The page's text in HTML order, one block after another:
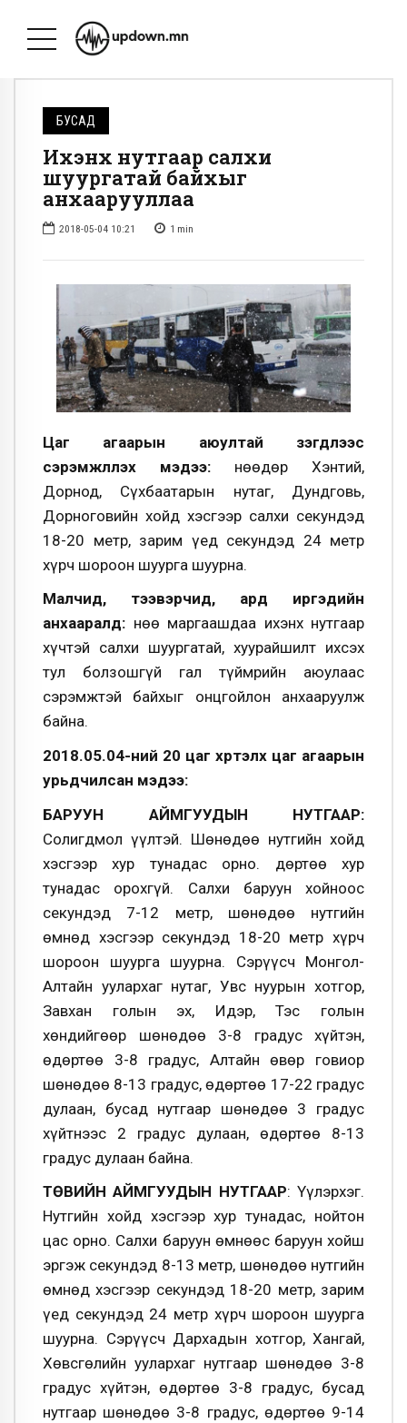
БУСАД
Ихэнх нутгаар салхи
шуургатай байхыг
анхаарууллаа
2018-05-04 10:21 1 min
Цаг агаарын аюултай үзэгдлээс
сэрэмжлүүлэх мэдээ: Өнөөдөр Хэнтий,
Дорнод, Сүхбаатарын нутаг, Дундговь,
Дорноговийн хойд хэсгээр салхи секундэд
18-20 метр, зарим үед секундэд 24 метр
хүрч шороон шуурга шуурна.
Малчид, тээвэрчид, ард иргэдийн
анхааралд: Өнөө маргаашдаа ихэнх нутгаар
хүчтэй салхи шуургатай, хуурайшилт ихсэх
тул болзошгүй гал түймрийн аюулаас
сэрэмжтэй байхыг онцгойлон анхааруулж
байна.
2018.05.04-ний 20 цаг хүртэлх цаг агаарын
урьдчилсан мэдээ:
БАРУУН АЙМГУУДЫН НУТГААР:
Солигдмол үүлтэй. Шөнөдөө нутгийн хойд
хэсгээр хур тунадас орно. Өдөртөө хур
тунадас орохгүй. Салхи баруун хойноос
секундэд 7-12 метр, шөнөдөө нутгийн
өмнөд хэсгээр секундэд 18-20 метр хүрч
шороон шуурга шуурна. Сэрүүсч Монгол-
Алтайн уулархаг нутаг, Увс нуурын хотгор,
Завхан голын эх, Идэр, Тэс голын
хөндийгөөр шөнөдөө 3-8 градус хүйтэн,
өдөртөө 3-8 градус, Алтайн өвөр говиор
шөнөдөө 8-13 градус, өдөртөө 17-22 градус
дулаан, бусад нутгаар шөнөдөө 3 градус
хүйтнээс 2 градус дулаан, өдөртөө 8-13
градус дулаан байна.
ТӨВИЙН АЙМГУУДЫН НУТГААР: Үүлэрхэг.
Нутгийн хойд хэсгээр хур тунадас, нойтон
цас орно. Салхи баруун өмнөөс баруун хойш
эргэж секундэд 8-13 метр, шөнөдөө нутгийн
өмнөд хэсгээр секундэд 18-20 метр, зарим
үед секундэд 24 метр хүрч шороон шуурга
шуурна. Сэрүүсч Дархадын хотгор, Хангай,
Хөвсгөлийн уулархаг нутгаар шөнөдөө 3-8
градус хүйтэн, өдөртөө 3-8 градус, бусад
нутгаар шөнөдөө 3-8 градус, өдөртөө 9-14